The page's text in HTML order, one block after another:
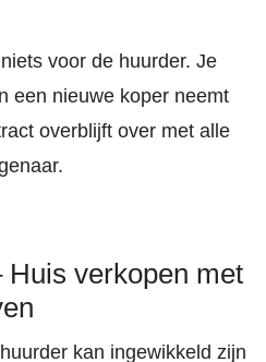
voor de huurder. Je
een nieuwe koper neemt
overblijft over met alle
verkopen met
kan ingewikkeld zijn